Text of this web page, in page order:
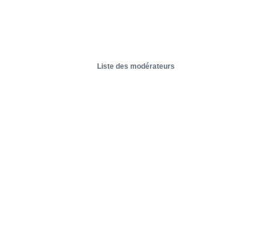
Liste des modérateurs